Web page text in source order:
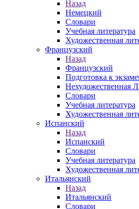
Назад
Немецкий
Словари
Учебная литература
Художественная
Французский
Назад
Французский
Подготовка к
Нехудожественная
Словари
Учебная литература
Художественная
Испанский
Назад
Испанский
Словари
Учебная литература
Художественная
Итальянский
Назад
Итальянский
Словари